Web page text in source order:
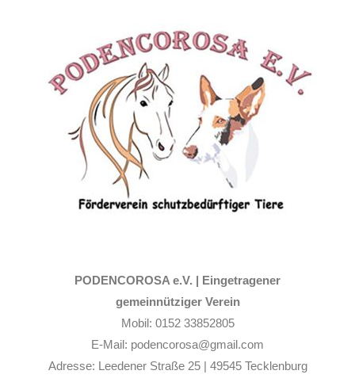
PODENCOROSA e.V. | Eingetragener
gemeinnütziger Verein
Mobil: 0152 33852805
E-Mail: podencorosa@gmail.com
Adresse: Leedener Straße 25 | 49545 Tecklenburg